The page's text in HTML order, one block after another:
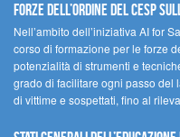
forze dell’ordine del CESP
Nell’ambito dell’iniziativa AI for
corso di formazione per le forze
potenzialità di strumenti e
grado di facilitare ogni passo del
di vittime e sospettati, fino al